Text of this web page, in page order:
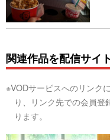
関連作品を配信サイ
※VODサービスへのリンク
り、リンク先での会員
ります。